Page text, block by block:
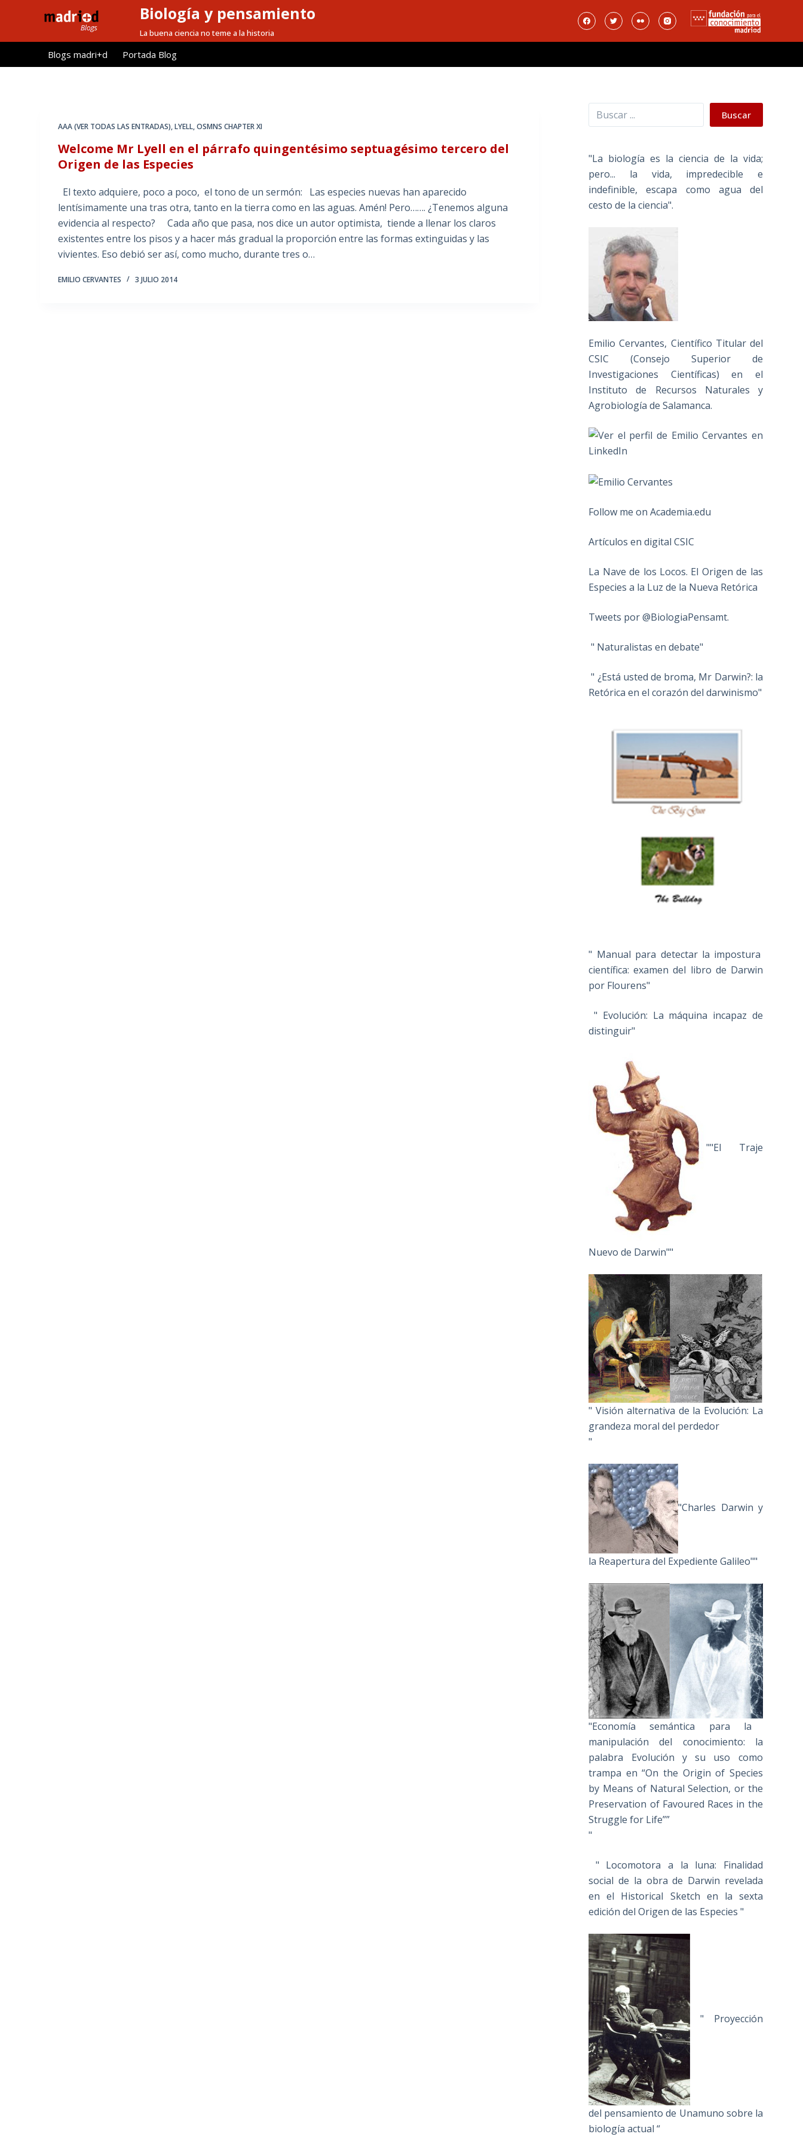
l
Biología y pensamiento
La buena ciencia no teme a la historia
Blogs madri+d Portada Blog
AAA (VER TODAS LAS ENTRADAS),LYELL,OSMNS CHAPTER XI
Welcome Mr Lyell en el párrafo quingentésimo septuagésimo tercero del
Origen de las Especies
El texto adquiere, poco a poco, el tono de un sermón: Las especies nuevas han aparecido
lentísimamente una tras otra, tanto en la tierra como en las aguas. Amén! Pero……. ¿Tenemos alguna
evidencia al respecto? Cada año que pasa, nos dice un autor optimista, tiende a llenar los claros
existentes entre los pisos y a hacer más gradual la proporción entre las formas extinguidas y las
vivientes. Eso debió ser así, como mucho, durante tres o…
EMILIO CERVANTES 3 JULIO 2014
Buscar Buscar
"La biología es la ciencia de la vida;
pero... la vida, impredecible e
indefinible, escapa como agua del
cesto de la ciencia".
Emilio Cervantes, Científico Titular del
CSIC (Consejo Superior de
Investigaciones Científicas) en el
Instituto de Recursos Naturales y
Agrobiología de Salamanca.
Follow me on Academia.edu
Artículos en digital CSIC
La Nave de los Locos. El Origen de las
Especies a la Luz de la Nueva Retórica
Tweets por @BiologiaPensamt.
" Naturalistas en debate"
" ¿Está usted de broma, Mr Darwin?: la
Retórica en el corazón del darwinismo"
" Manual para detectar la impostura
científica: examen del libro de Darwin
por Flourens"
" Evolución: La máquina incapaz de
distinguir"
""El Traje
Nuevo de Darwin""
" Visión alternativa de la Evolución: La
grandeza moral del perdedor
"
"Charles Darwin y
la Reapertura del Expediente Galileo""
"Economía semántica para la
manipulación del conocimiento: la
palabra Evolución y su uso como
trampa en “On the Origin of Species
by Means of Natural Selection, or the
Preservation of Favoured Races in the
Struggle for Life””
"
" Locomotora a la luna: Finalidad
social de la obra de Darwin revelada
en el Historical Sketch en la sexta
edición del Origen de las Especies "
" Proyección
del pensamiento de Unamuno sobre la
biología actual “